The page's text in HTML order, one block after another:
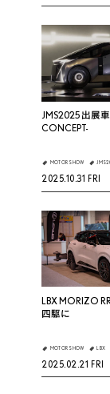
JMS2025 出展
CONCEPT-
MOTOR SHOW
2025.10.31 FRI
LBX MORIZO
四駆に
MOTOR SHOW LBX
2025.02.21 FRI